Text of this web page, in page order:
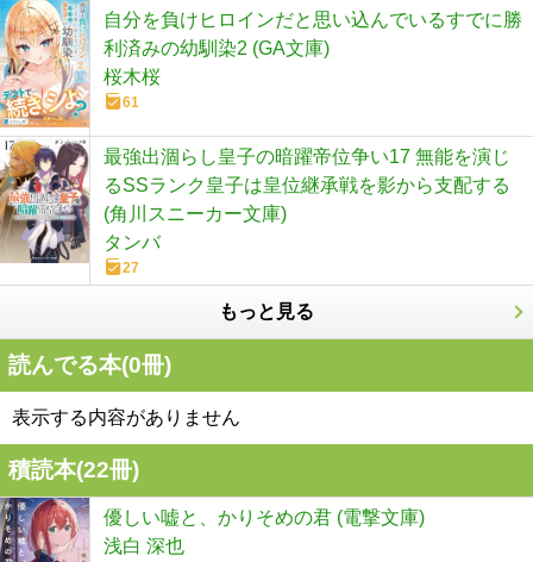
自分を負けヒロインだと思い込んでいるすでに勝
利済みの幼馴染2 (GA文庫)
桜木桜
61
最強出涸らし皇子の暗躍帝位争い17 無能を演じ
るSSランク皇子は皇位継承戦を影から支配する
(角川スニーカー文庫)
タンバ
27
もっと見る
読んでる本(0冊)
表示する内容がありません
積読本(22冊)
優しい嘘と、かりそめの君 (電撃文庫)
浅白 深也